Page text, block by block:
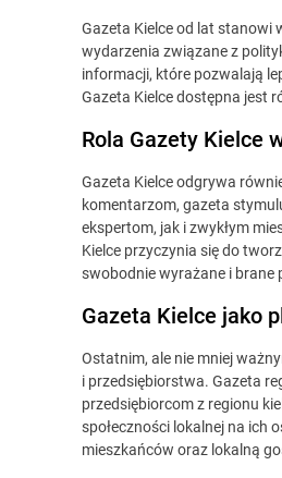
Gazeta Kielce od lat stanowi
wydarzenia związane z
informacji, które pozwalają
Gazeta Kielce dostępna jest
Rola Gazety Kielce
Gazeta Kielce odgrywa
komentarzom, gazeta
ekspertom, jak i zwykłym
Kielce przyczynia się do
swobodnie wyrażane i brane
Gazeta Kielce jako
Ostatnim, ale nie mniej
i przedsiębiorstwa. Gazeta
przedsiębiorcom z regionu
społeczności lokalnej na ich
mieszkańców oraz lokalną